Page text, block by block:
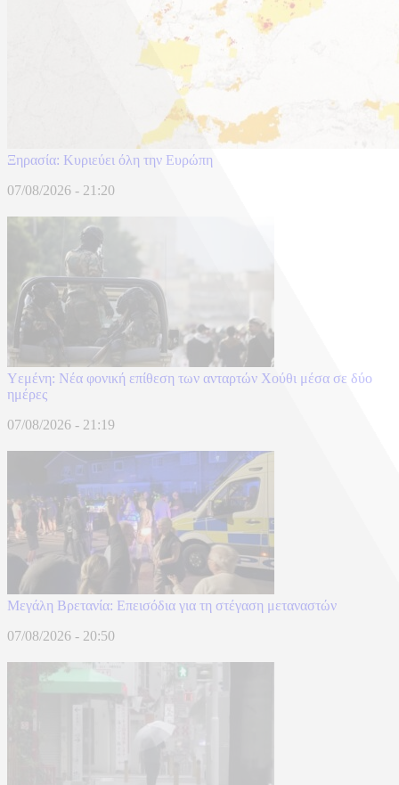
Ξηρασία: Κυριεύει όλη την Ευρώπη
07/08/2026 - 21:20
Υεμένη: Νέα φονική επίθεση των ανταρτών Χούθι μέσα σε δύο
ημέρες
07/08/2026 - 21:19
Μεγάλη Βρετανία: Επεισόδια για τη στέγαση μεταναστών
07/08/2026 - 20:50